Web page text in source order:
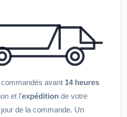
commandés avant 14 heures
et l'expédition de votre
de la commande. Un